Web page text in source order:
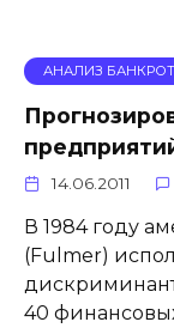
АНАЛИЗ
14.06.2011
В 1984 году
(Fulmer)
40